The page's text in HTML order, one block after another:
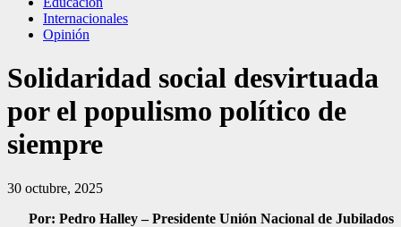
Internacionales
Opinión
Solidaridad social desvirtuada
por el populismo político de
siempre
30 octubre, 2025
Por: Pedro Halley – Presidente Unión Nacional de Jubilados